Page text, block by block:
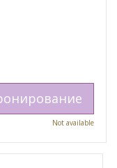
Not available